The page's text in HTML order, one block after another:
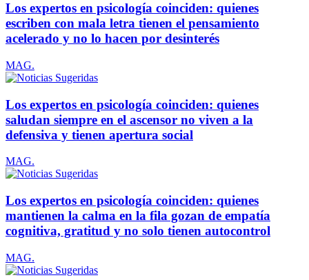
Los expertos en psicología coinciden: quienes
escriben con mala letra tienen el pensamiento
acelerado y no lo hacen por desinterés
MAG.
Los expertos en psicología coinciden: quienes
saludan siempre en el ascensor no viven a la
defensiva y tienen apertura social
MAG.
Los expertos en psicología coinciden: quienes
mantienen la calma en la fila gozan de empatía
cognitiva, gratitud y no solo tienen autocontrol
MAG.